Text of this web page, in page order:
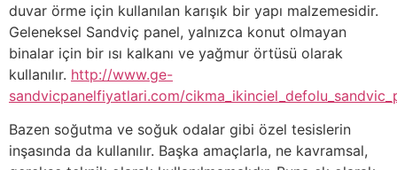
duvar örme için kullanılan karışık bir yapı malzemesidir.
Geleneksel Sandviç panel, yalnızca konut olmayan
binalar için bir ısı kalkanı ve yağmur örtüsü olarak
kullanılır. http://www.ge-
sandvicpanelfiyatlari.com/
Bazen soğutma ve soğuk odalar gibi özel tesislerin
inşasında da kullanılır. Başka amaçlarla, ne kavramsal,